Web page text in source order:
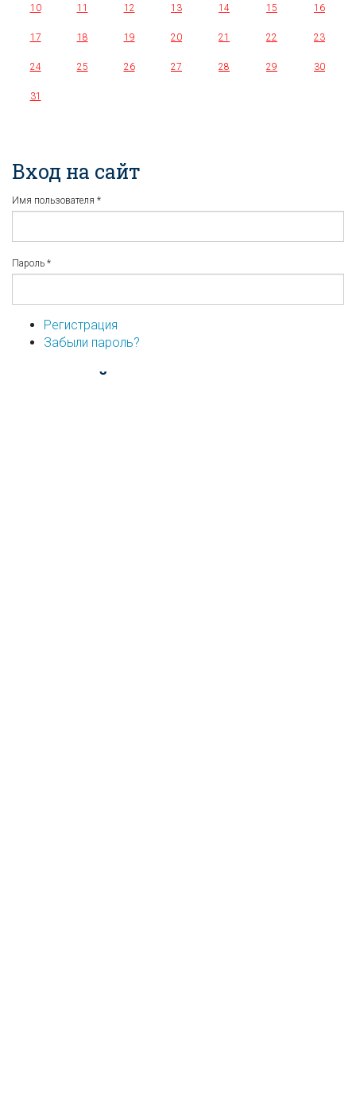
10 11 12 13 14 15 16
17 18 19 20 21 22 23
24 25 26 27 28 29 30
31
Вход на сайт
Имя пользователя *
Пароль *
Регистрация
Забыли пароль?
...или войдите используя